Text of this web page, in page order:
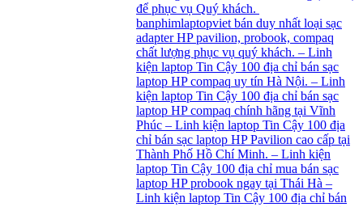
để phục vụ Quý khách.
banphimlaptopviet bán duy nhất loại sạc
adapter HP pavilion, probook, compaq
chất lượng phục vụ quý khách. – Linh
kiện laptop Tin Cậy 100 địa chỉ bán sạc
laptop HP compaq uy tín Hà Nội. – Linh
kiện laptop Tin Cậy 100 địa chỉ bán sạc
laptop HP compaq chính hãng tại Vĩnh
Phúc – Linh kiện laptop Tin Cậy 100 địa
chỉ bán sạc laptop HP Pavilion cao cấp tại
Thành Phố Hồ Chí Minh. – Linh kiện
laptop Tin Cậy 100 địa chỉ mua bán sạc
laptop HP probook ngay tại Thái Hà –
Linh kiện laptop Tin Cậy 100 địa chỉ bán